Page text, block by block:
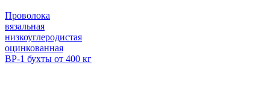
Проволока
вязальная
низкоуглеродистая
оцинкованная
ВР-1 бухты от 400 кг